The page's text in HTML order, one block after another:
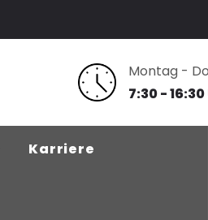
Montag -
7:30 -
Karriere